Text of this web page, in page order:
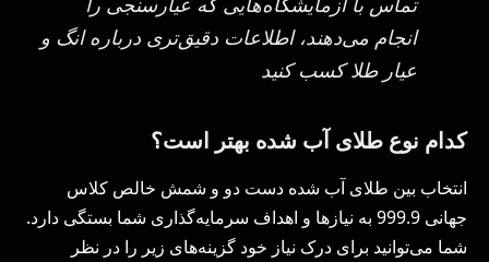
انجام می‌دهند، اطلاعات دقیق‌تری درباره انگ و
عیار طلا کسب کنید
کدام نوع طلای آب شده بهتر است؟
انتخاب بین طلای آب شده دست دو و شمش خالص کلاس
جهانی 999.9 به نیازها و اهداف سرمایه‌گذاری شما بستگی دارد.
شما می‌توانید برای درک نیاز خود گزینه‌های زیر را در نظر